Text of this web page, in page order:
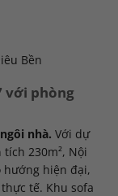
Bền
với phòng
nhà. Với dự
230m², Nội
hướng hiện đại,
tế. Khu sofa